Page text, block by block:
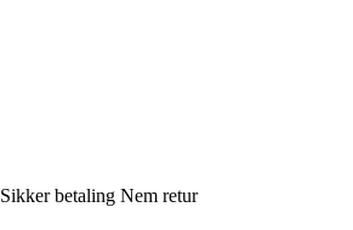
Sikker betaling Nem retur